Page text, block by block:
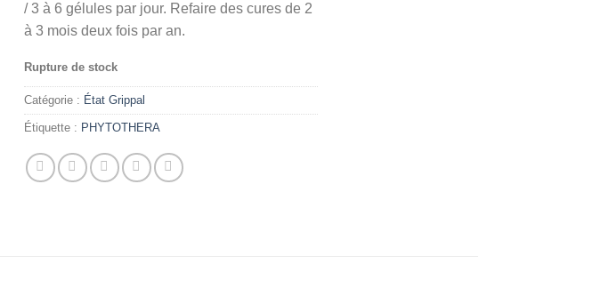
/ 3 à 6 gélules par jour. Refaire des cures de 2
à 3 mois deux fois par an.
Rupture de stock
Catégorie : État Grippal
Étiquette : PHYTOTHERA